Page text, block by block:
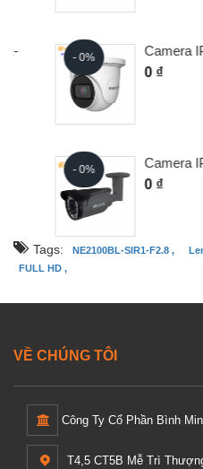
- 0%
Camera IP
0 ₫
- 0%
Camera IP
Tags: NE2100BL-SIR1-F2.8 ,
FULL HD ,
VỀ CHÚNG TÔI
Công Ty Cổ Phần Bình
T4,5 CT5B Mễ Trì